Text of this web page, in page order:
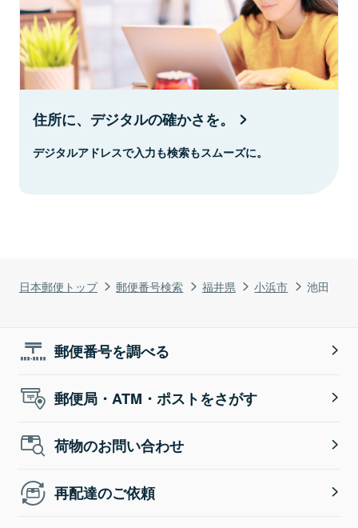
日本郵便トップ 郵便番号検索 福井県 小浜市 池田
住所に、デジタルの確かさを。
デジタルアドレスで入力も検索もスムーズに。
郵便番号を調べる
郵便局・ATM・ポストをさがす
荷物のお問い合わせ
再配達のご依頼